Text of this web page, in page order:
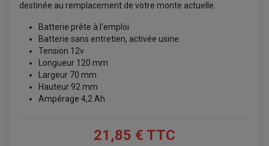
BOUCHON DE RÉSERVOIR QUAD
destinée au remplacement de votre monte actuelle.
Batterie prête à l'emploi
Batterie sans entretien, activée usine
Tension 12v
Longueur 120 mm
Largeur 70 mm
Hauteur 92 mm
Ampérage 4,2 Ah
21,85 € TTC